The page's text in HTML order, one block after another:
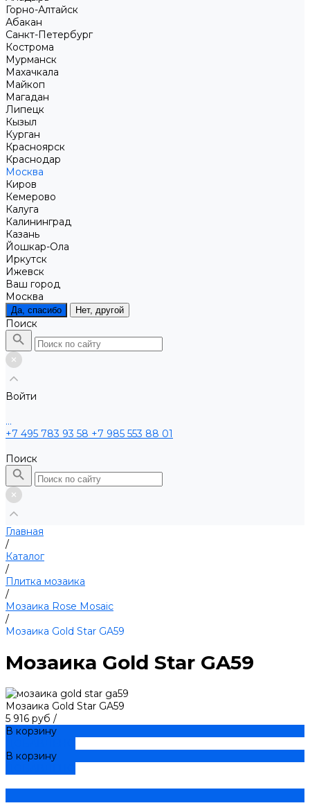
Горно-Алтайск
Абакан
Санкт-Петербург
Кострома
Мурманск
Махачкала
Майкоп
Магадан
Липецк
Кызыл
Курган
Красноярск
Краснодар
Москва
Киров
Кемерово
Калуга
Калининград
Казань
Йошкар-Ола
Иркутск
Ижевск
Ваш город
Москва
Да, спасибо Нет, другой
Поиск
Войти
...
+7 495 783 93 58 +7 985 553 88 01
Поиск
Главная
/
Каталог
/
Плитка мозаика
/
Мозаика Rose Mosaic
/
Мозаика Gold Star GA59
Мозаика Gold Star GA59
Мозаика Gold Star GA59
5 916 руб /
В корзину
В корзину